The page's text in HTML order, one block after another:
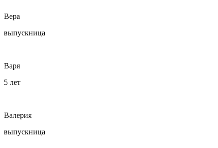
Вера
выпускница
Варя
5 лет
Валерия
выпускница